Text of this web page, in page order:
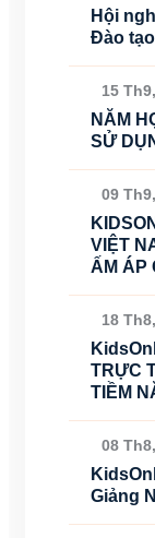
Hội
Đào
15
NĂM
SỬ
09
VIỆT
ẤM ÁP
18
TRỰC
TIỀM
08
Giảng